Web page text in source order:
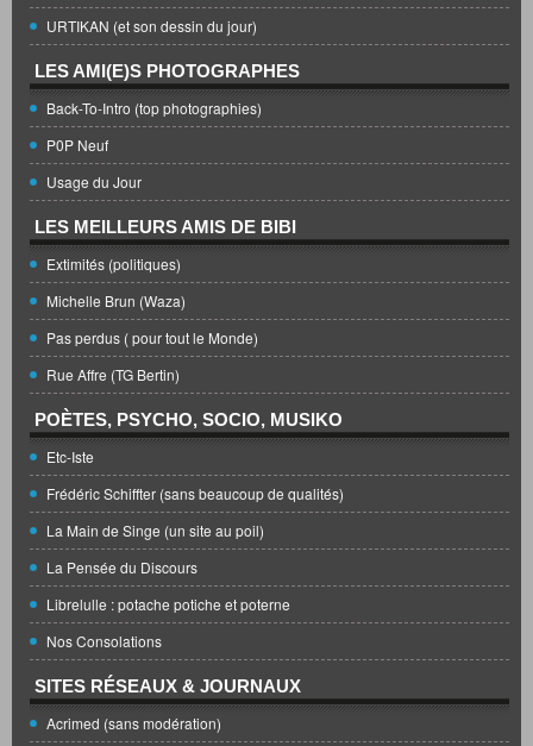
URTIKAN (et son dessin du jour)
LES AMI(E)S PHOTOGRAPHES
Back-To-Intro (top photographies)
P0P Neuf
Usage du Jour
LES MEILLEURS AMIS DE BIBI
Extimités (politiques)
Michelle Brun (Waza)
Pas perdus ( pour tout le Monde)
Rue Affre (TG Bertin)
POÈTES, PSYCHO, SOCIO, MUSIKO
Etc-Iste
Frédéric Schiffter (sans beaucoup de qualités)
La Main de Singe (un site au poil)
La Pensée du Discours
Librelulle : potache potiche et poterne
Nos Consolations
SITES RÉSEAUX & JOURNAUX
Acrimed (sans modération)